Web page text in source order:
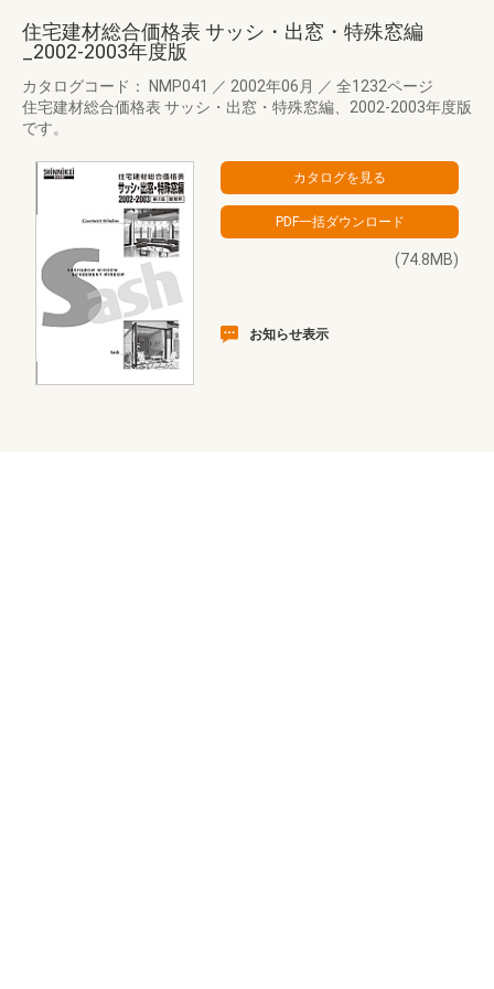
住宅建材総合価格表 サッシ・出窓・特殊窓編
_2002-2003年度版
カタログコード： NMP041 ／ 2002年06月 ／ 全1232ページ
住宅建材総合価格表 サッシ・出窓・特殊窓編、2002-2003年度版
です。
(74.8MB)
お知らせ表示